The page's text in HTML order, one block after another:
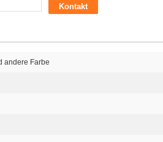
Kontakt
andere Farbe